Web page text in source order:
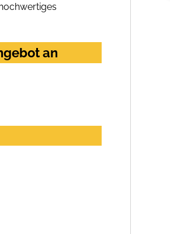
an